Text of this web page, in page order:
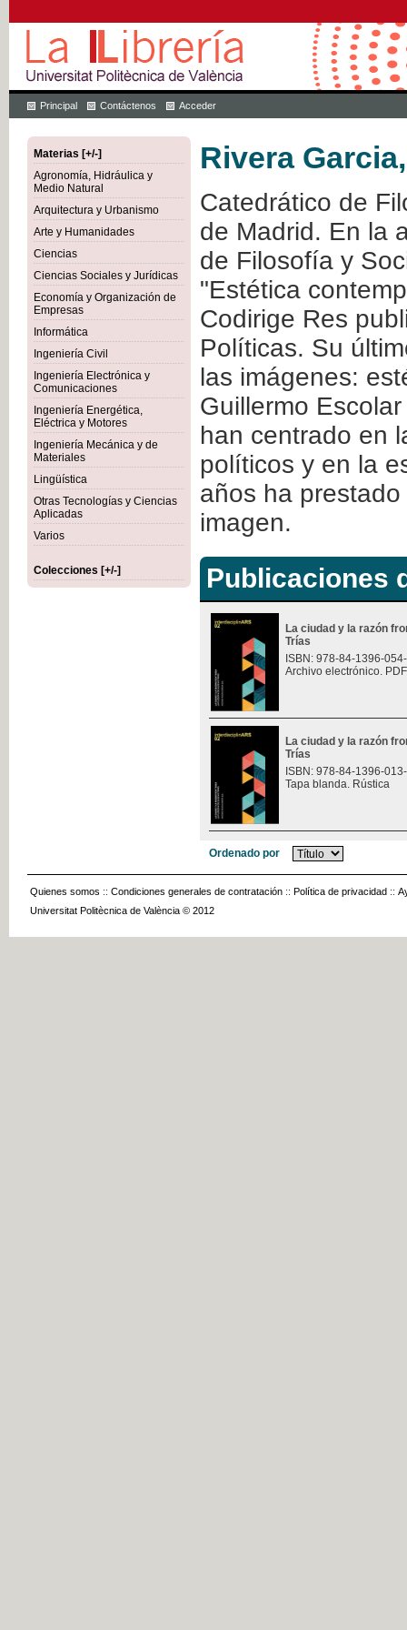
Principal Contáctenos Acceder
Materias [+/-]
Agronomía, Hidráulica y
Medio Natural
Arquitectura y Urbanismo
Arte y Humanidades
Ciencias
Ciencias Sociales y Jurídicas
Economía y Organización de
Empresas
Informática
Ingeniería Civil
Ingeniería Electrónica y
Comunicaciones
Ingeniería Energética,
Eléctrica y Motores
Ingeniería Mecánica y de
Materiales
Lingüística
Otras Tecnologías y Ciencias
Aplicadas
Varios
Colecciones [+/-]
Rivera
Catedrático de
de Madrid. En la
de Filosofía y
"Estética
Codirige Res
Políticas. Su
las imágenes:
Guillermo
han centrado en
políticos y en la
años ha
imagen.
Publicaciones
La ciudad y la razón
Trías
ISBN: 978-84-1396-
Archivo electrónico.
La ciudad y la razón
Trías
ISBN: 978-84-1396-
Tapa blanda. Rústica
Ordenado por
Quienes somos :: Condiciones generales de contratación :: Política de privacidad ::
Universitat Politècnica de València © 2012